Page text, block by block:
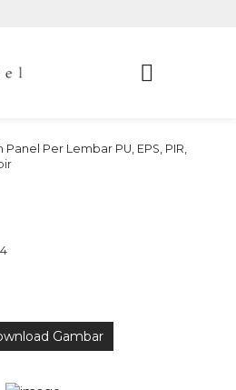
Per Lembar PU, EPS, PIR,
Gambar